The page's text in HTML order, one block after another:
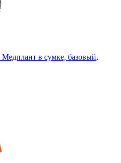
в сумке, базовый,